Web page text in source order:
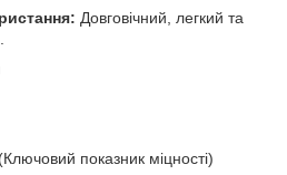
Довговічний, легкий та
показник міцності)